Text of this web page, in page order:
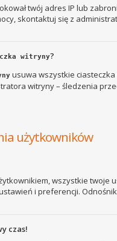
twój adres IP lub
skontaktuj się z
witryny?
usuwa wszystkie
witryny – śledzenia
użytkowników
wszystkie twoje
i preferencji.
czas!